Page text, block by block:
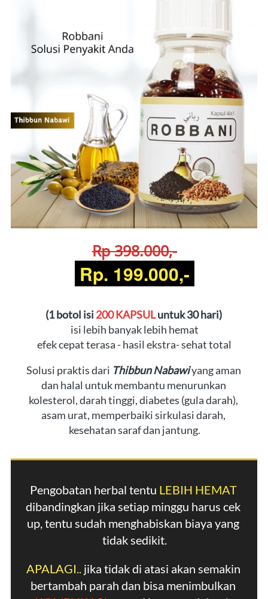
Rp 398.000,-
Rp. 199.000,-
(1 botol isi 200 KAPSUL untuk 30 hari)
isi lebih banyak lebih hemat
efek cepat terasa - hasil ekstra- sehat total
Solusi praktis dari Thibbun Nabawi yang aman
dan halal untuk membantu menurunkan
kolesterol, darah tinggi, diabetes (gula darah),
asam urat, memperbaiki sirkulasi darah,
kesehatan saraf dan jantung.
Pengobatan herbal tentu LEBIH HEMAT
dibandingkan jika setiap minggu harus cek
up, tentu sudah menghabiskan biaya yang
tidak sedikit.
APALAGI.. jika tidak di atasi akan semakin